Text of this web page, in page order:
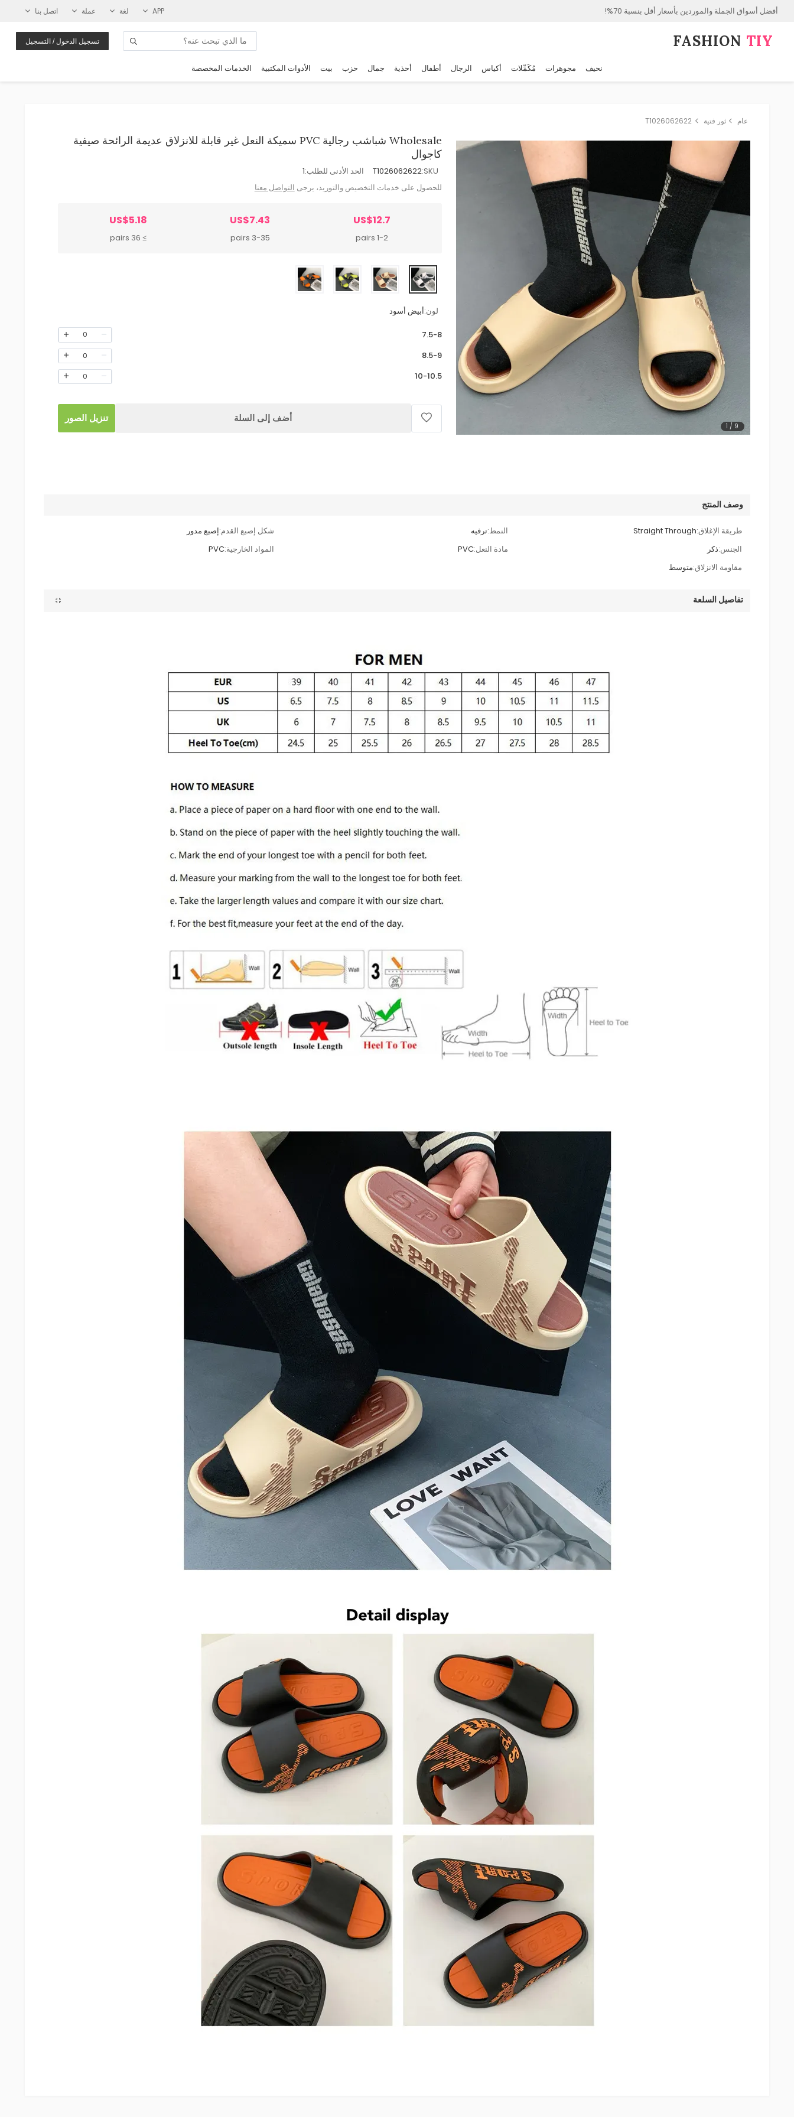
أفضل أسواق الجملة والموردين بأسعار أقل بنسبة 70%! APP لغة عملة اتصل بنا
FASHION⁠ TIY تسجيل الدخول / التسجيل
نحيف مجوهرات مُكَمِّلات أكياس الرجال أطفال أحذية جمال حزب بيت الأدوات المكتبية الخدمات المخصصة
عام ثور فتية T1026062622
1 / 9
Wholesale شباشب رجالية PVC سميكة النعل غير قابلة للانزلاق عديمة الرائحة صيفية
كاجوال
SKU:
T1026062622 الحد الأدنى للطلب:1
للحصول على خدمات التخصيص والتوريد، يرجى التواصل معنا
US$12.7
1-2 pairs
US$7.43
3-35 pairs
US$5.18
≥ 36 pairs
لون:أبيض أسود
7.5-8
0
8.5-9
0
10-10.5
0
أضف إلى السلة تنزيل الصور
وصف المنتج
طريقة الإغلاق:Straight Through النمط:ترفيه شكل إصبع القدم:إصبع مدور
الجنس:ذكر مادة النعل:PVC المواد الخارجية:PVC
مقاومة الانزلاق:متوسط
تفاصيل السلعة